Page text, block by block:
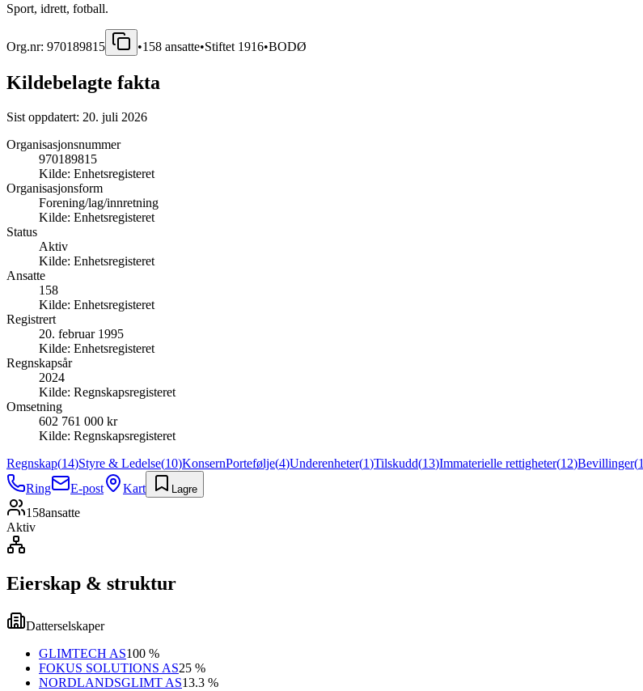
Sport, idrett, fotball.
Org.nr: 970189815 •158 ansatte•Stiftet 1916•BODØ
Kildebelagte fakta
Sist oppdatert: 20. juli 2026
Organisasjonsnummer
970189815
Kilde: Enhetsregisteret
Organisasjonsform
Forening/lag/innretning
Kilde: Enhetsregisteret
Status
Aktiv
Kilde: Enhetsregisteret
Ansatte
158
Kilde: Enhetsregisteret
Registrert
20. februar 1995
Kilde: Enhetsregisteret
Regnskapsår
2024
Kilde: Regnskapsregisteret
Omsetning
602 761 000 kr
Kilde: Regnskapsregisteret
Regnskap(14)Styre & Ledelse(10)KonsernPortefølje(4)Underenheter(1)Tilskudd(13)Immaterielle rettigheter(12)Bevillinger(1
Ring
E-post Kart Lagre
158ansatte
Aktiv
Eierskap & struktur
Datterselskaper
GLIMTECH AS100 %
FOKUS SOLUTIONS AS25 %
NORDLANDSGLIMT AS13.3 %